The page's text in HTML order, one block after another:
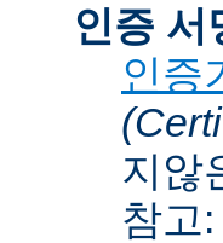
인증
인증
지않
참고: